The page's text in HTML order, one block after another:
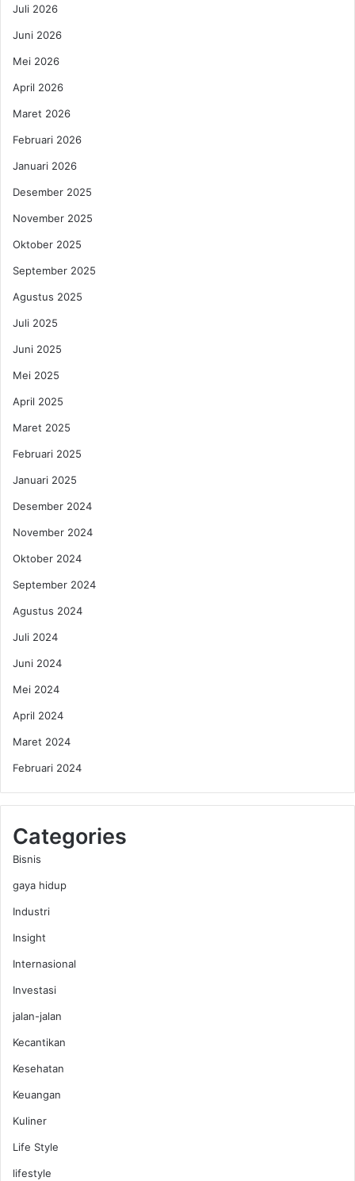
a
a
i
a
n
M
a
e
p
n
B
o
o
d
i
n
d
n
i
?
a
l
h
B
n
t
n
i
e
r
t
a
u
n
i
r
!
Juli 2026
Juni 2026
Mei 2026
April 2026
Maret 2026
Februari 2026
Januari 2026
Desember 2025
November 2025
Oktober 2025
September 2025
Agustus 2025
Juli 2025
Juni 2025
Mei 2025
April 2025
Maret 2025
Februari 2025
Januari 2025
Desember 2024
November 2024
Oktober 2024
September 2024
Agustus 2024
Juli 2024
Juni 2024
Mei 2024
April 2024
Maret 2024
Februari 2024
Categories
Bisnis
gaya hidup
Industri
Insight
Internasional
Investasi
jalan-jalan
Kecantikan
Kesehatan
Keuangan
Kuliner
Life Style
lifestyle